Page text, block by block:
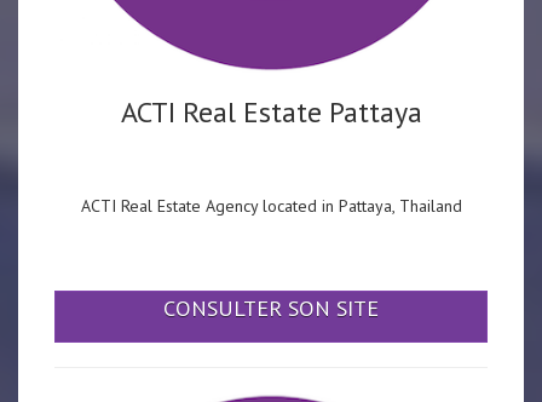
ACTI Real Estate Pattaya
ACTI Real Estate Agency located in Pattaya, Thailand
CONSULTER SON SITE